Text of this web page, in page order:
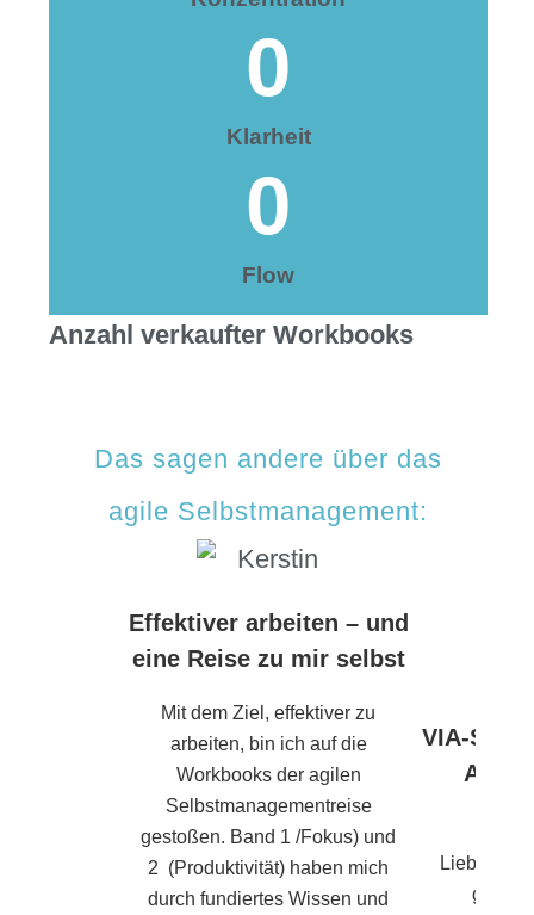
Klarheit
0
Flow
0
Anzahl verkaufter Workbooks
Das sagen andere über das
agile Selbstmanagement:​
Effektiver arbeiten – und
eine Reise zu mir selbst
Mit dem Ziel, effektiver zu
arbeiten, bin ich auf die
Workbooks der agilen
Selbstmanagementreise
gestoßen. Band 1 /Fokus) und
2 (Produktivität) haben mich
durch fundiertes Wissen und
VIA-
Agile
Liebe